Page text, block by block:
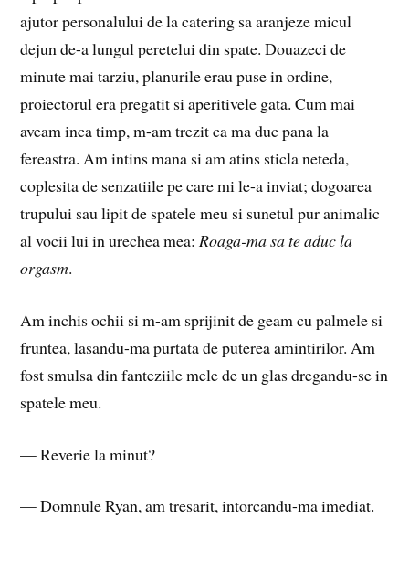
ajutor personalului de la catering sa aranjeze micul
dejun de-a lungul peretelui din spate. Douazeci de
minute mai tarziu, planurile erau puse in ordine,
proiectorul era pregatit si aperitivele gata. Cum mai
aveam inca timp, m-am trezit ca ma duc pana la
fereastra. Am intins mana si am atins sticla neteda,
coplesita de senzatiile pe care mi le-a inviat; dogoarea
trupului sau lipit de spatele meu si sunetul pur animalic
al vocii lui in urechea mea:Roaga-ma sa te aduc la
orgasm.
Am inchis ochii si m-am sprijinit de geam cu palmele si
fruntea, lasandu-ma purtata de puterea amintirilor. Am
fost smulsa din fanteziile mele de un glas dregandu-se in
spatele meu.
— Reverie la minut?
— Domnule Ryan, am tresarit, intorcandu-ma imediat.